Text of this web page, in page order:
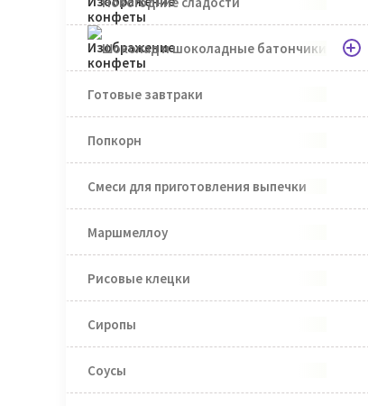
Шоколад и шоколадные батончики
Готовые завтраки
Попкорн
Смеси для приготовления выпечки
Маршмеллоу
Рисовые клецки
Сиропы
Соусы